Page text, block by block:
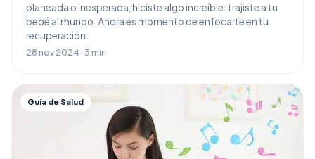
planeada o inesperada, hiciste algo increíble: trajiste a tu
bebé al mundo. Ahora es momento de enfocarte en tu
recuperación.
28 nov 2024 · 3 min
Guía de Salud